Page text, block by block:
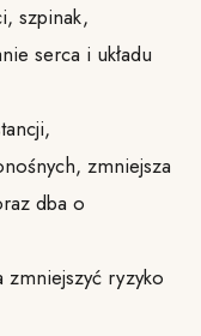
szpinak,
serca i układu
zmniejsza
dba o
ryzyko